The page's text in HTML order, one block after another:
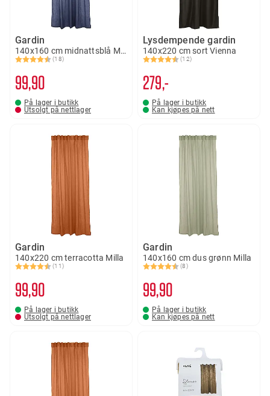
Gardin
140x160 cm midnattsblå Milla
Karakter:
(18)
4.8 av 5 mulige
99 90
På lager i butikk
Utsolgt på nettlager
Lysdempende gardin
140x220 cm sort Vienna
Karakter:
(12)
4.5 av 5 mulige
279,-
På lager i butikk
Kan kjøpes på nett
Gardin
140x220 cm terracotta Milla
Karakter:
(11)
4.4 av 5 mulige
99 90
På lager i butikk
Utsolgt på nettlager
Gardin
140x160 cm dus grønn Milla
Karakter:
(8)
4.4 av 5 mulige
99 90
På lager i butikk
Kan kjøpes på nett